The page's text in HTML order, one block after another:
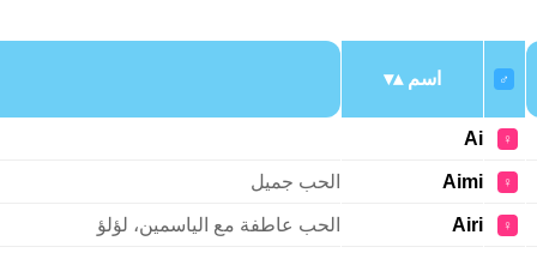
♂ اسم
♀
Ai
♀
Aimi الحب جميل
♀
Airi الحب عاطفة مع الياسمين، لؤلؤ